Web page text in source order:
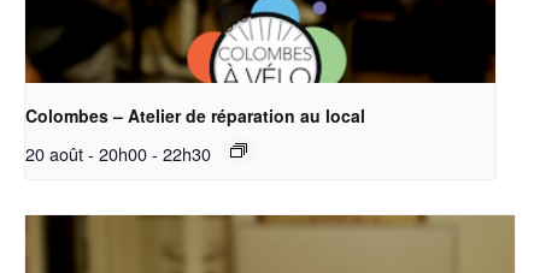
Colombes – Atelier de réparation au local
20 août - 20h00- 22h30